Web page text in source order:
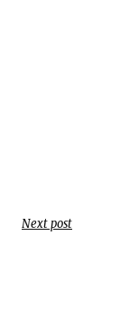
Next post